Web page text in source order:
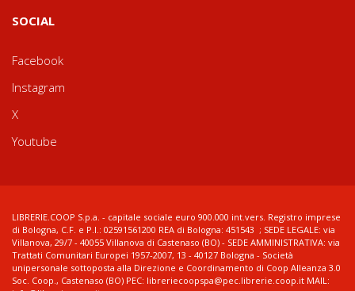
SOCIAL
Facebook
Instagram
X
Youtube
LIBRERIE.COOP S.p.a. - capitale sociale euro 900.000 int.vers. Registro imprese
di Bologna, C.F. e P.I.: 02591561200 REA di Bologna: 451543 ; SEDE LEGALE: via
Villanova, 29/7 - 40055 Villanova di Castenaso (BO) - SEDE AMMINISTRATIVA: via
Trattati Comunitari Europei 1957-2007, 13 - 40127 Bologna - Società
unipersonale sottoposta alla Direzione e Coordinamento di Coop Alleanza 3.0
Soc. Coop., Castenaso (BO) PEC: libreriecoopspa@pec.librerie.coop.it MAIL: